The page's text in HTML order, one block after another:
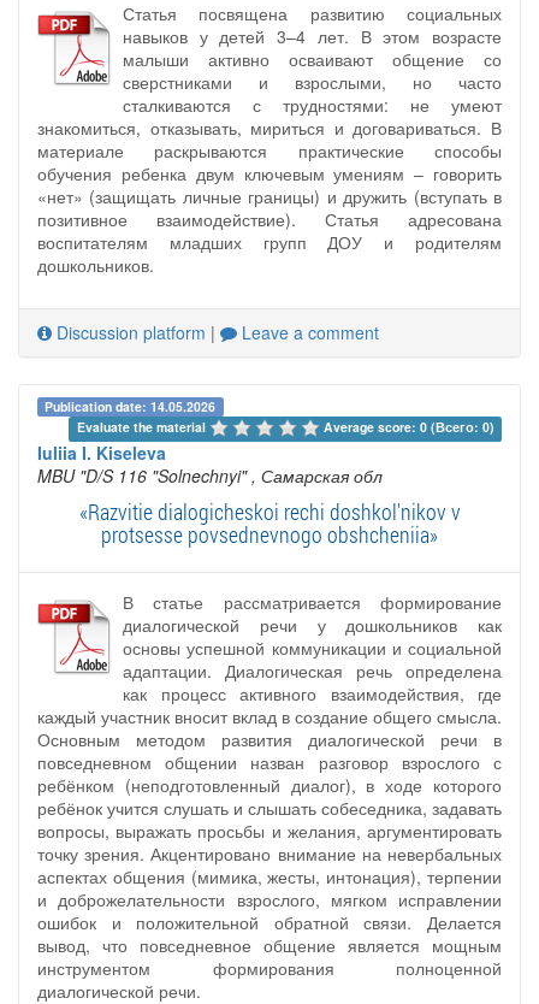
Статья посвящена развитию социальных
навыков у детей 3–4 лет. В этом возрасте
малыши активно осваивают общение со
сверстниками и взрослыми, но часто
сталкиваются с трудностями: не умеют
знакомиться, отказывать, мириться и договариваться. В
материале раскрываются практические способы
обучения ребенка двум ключевым умениям – говорить
«нет» (защищать личные границы) и дружить (вступать в
позитивное взаимодействие). Статья адресована
воспитателям младших групп ДОУ и родителям
дошкольников.
Discussion platform | Leave a comment
Publication date: 14.05.2026
Evaluate the material
Average score: 0 (Всего: 0)
Iuliia I. Kiseleva
MBU "D/S 116 "Solnechnyi" , Самарская обл
«Razvitie dialogicheskoi rechi doshkol'nikov v
protsesse povsednevnogo obshcheniia»
В статье рассматривается формирование
диалогической речи у дошкольников как
основы успешной коммуникации и социальной
адаптации. Диалогическая речь определена
как процесс активного взаимодействия, где
каждый участник вносит вклад в создание общего смысла.
Основным методом развития диалогической речи в
повседневном общении назван разговор взрослого с
ребёнком (неподготовленный диалог), в ходе которого
ребёнок учится слушать и слышать собеседника, задавать
вопросы, выражать просьбы и желания, аргументировать
точку зрения. Акцентировано внимание на невербальных
аспектах общения (мимика, жесты, интонация), терпении
и доброжелательности взрослого, мягком исправлении
ошибок и положительной обратной связи. Делается
вывод, что повседневное общение является мощным
инструментом формирования полноценной
диалогической речи.